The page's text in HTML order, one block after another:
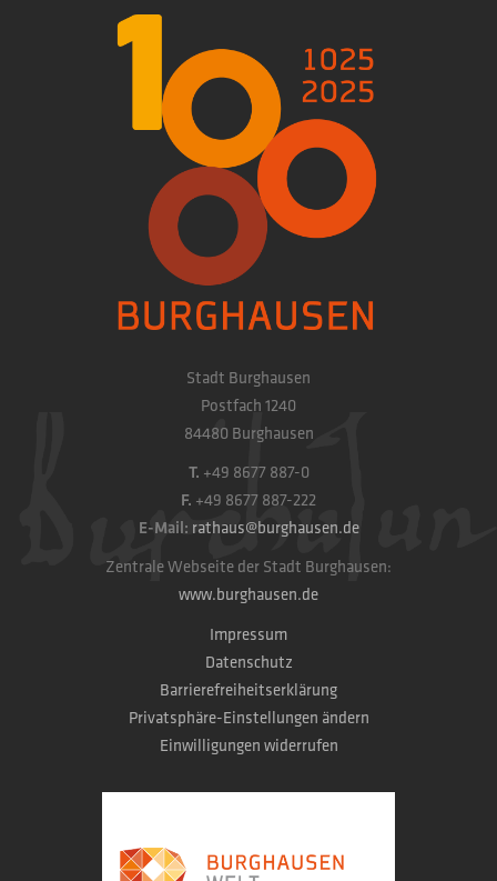
Stadt Burghausen
Postfach 1240
84480 Burghausen
T. +49 8677 887-0
F. +49 8677 887-222
E-Mail: rathaus@burghausen.de
Zentrale Webseite der Stadt Burghausen:
www.burghausen.de
Impressum
Datenschutz
Barrierefreiheitserklärung
Privatsphäre-Einstellungen ändern
Einwilligungen widerrufen